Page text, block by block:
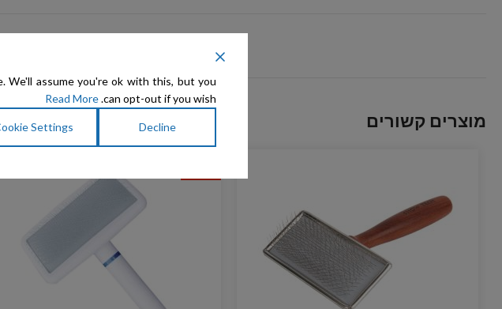
מוצרים קשורים
We'll assume you're ok with this, but you
can opt-out if you wish.
Read More
Decline
Settings